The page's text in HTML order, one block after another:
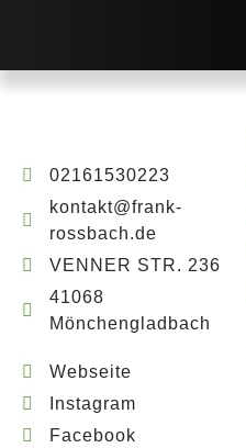
02161530223
kontakt@frank-
rossbach.de
VENNER STR. 236
41068
Mönchengladbach
Webseite
Instagram
Facebook